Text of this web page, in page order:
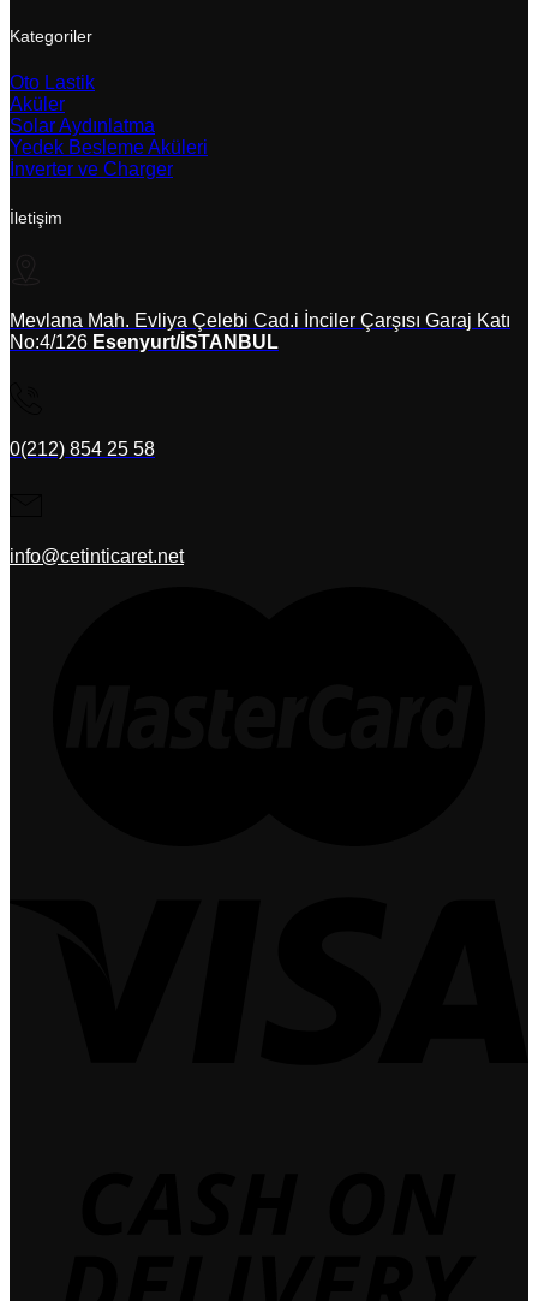
Kategoriler
Oto Lastik
Aküler
Solar Aydınlatma
Yedek Besleme Aküleri
İnverter ve Charger
İletişim
Mevlana Mah. Evliya Çelebi Cad.i İnciler Çarşısı Garaj Katı
No:4/126 Esenyurt/İSTANBUL
0(212) 854 25 58
info@cetinticaret.net